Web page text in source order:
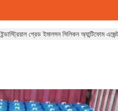
ইন্ডাস্ট্রিয়াল গ্রেড ইমালসন সিলিকন অ্যান্টিফোম